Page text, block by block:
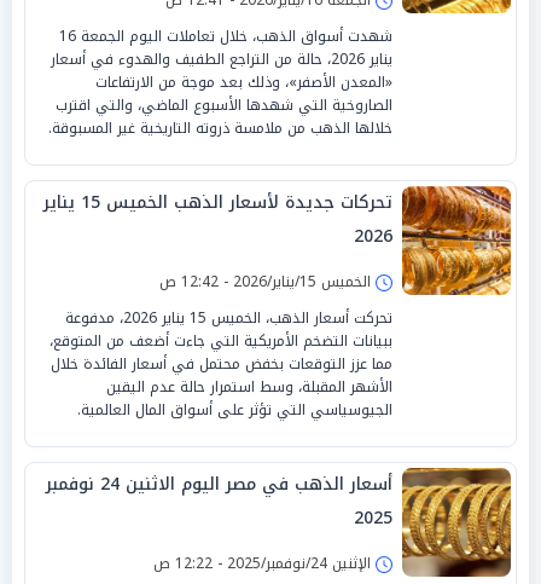
شهدت أسواق الذهب، خلال تعاملات اليوم الجمعة 16
يناير 2026، حالة من التراجع الطفيف والهدوء في أسعار
«المعدن الأصفر»، وذلك بعد موجة من الارتفاعات
الصاروخية التي شهدها الأسبوع الماضي، والتي اقترب
خلالها الذهب من ملامسة ذروته التاريخية غير المسبوقة.
تحركات جديدة لأسعار الذهب الخميس 15 يناير
2026
الخميس 15/يناير/2026 - 12:42 ص
تحركت أسعار الذهب، الخميس 15 يناير 2026، مدفوعة
ببيانات التضخم الأمريكية التي جاءت أضعف من المتوقع،
مما عزز التوقعات بخفض محتمل في أسعار الفائدة خلال
الأشهر المقبلة، وسط استمرار حالة عدم اليقين
الجيوسياسي التي تؤثر على أسواق المال العالمية.
أسعار الذهب في مصر اليوم الاثنين 24 نوفمبر
2025
الإثنين 24/نوفمبر/2025 - 12:22 ص